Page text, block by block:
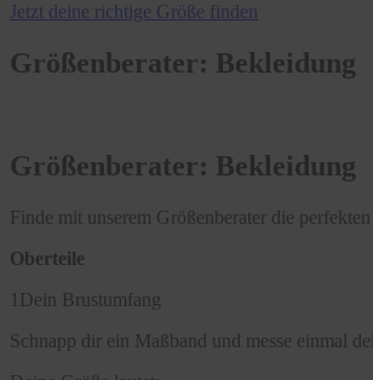
Jetzt deine richtige Größe finden
Größenberater: Bekleidung
Größenberater: Bekleidung
Finde mit unserem Größenberater die
Oberteile
1 Dein Brustumfang
Schnapp dir ein Maßband und messe einmal